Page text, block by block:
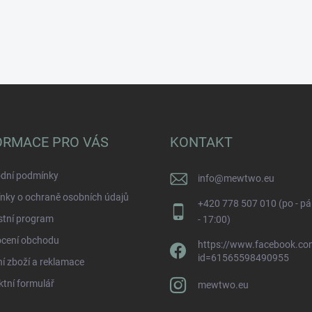
PRO VÁS
podmínky
o ochraně osobních údajů
program
obchodu
zboží a reklamace
formulář
KONTAKT
info@mewtwo.eu
+420 778 507 010 (po -
- 17:00)
https://
id=61565598490955
mewtwo.eu